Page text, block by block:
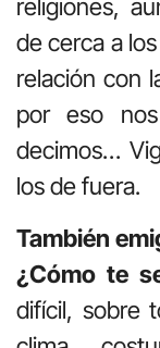
religiones,
de cerca a
relación con
por eso
decimos…
los de fuera.
También
¿Cómo te
difícil, sobre